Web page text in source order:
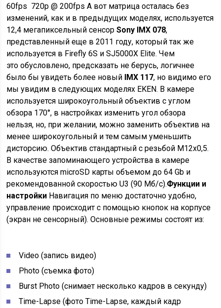
60fps 720p @ 200fps А вот матрица осталась без
изменений, как и в предыдущих моделях, используется
12,4 мегапиксельный сенсорSony IMX 078,
представленный еще в 2011 году, который так же
используется в Firefly 6S и SJ5000X Elite. Чем
это обусловлено, предсказать не берусь, логичнее
было бы увидеть более новый IMX 117, но видимо его
мы увидим в следующих моделях EKEN. В камере
используется широкоугольный объектив с углом
обзора 170°, в настройках изменить угол обзора
нельзя, но, при желании, можно заменить объектив на
менее широкоугольный и тем самым уменьшить
дисторсию. Объектив стандартный с резьбой М12х0,5.
В качестве запоминающего устройства в камере
используются microSD карты объемом до 64 Gb и
рекомендованной скоростью U3 (90 Мб/с).Функции и
настройки Навигация по меню достаточно удобно,
управление происходит с помощью кнопок на корпусе
(экран не сенсорный). Основные режимы состоят из:
Video (запись видео)
Photo (съемка фото)
Burst Photo (снимает несколько кадров в секунду)
Time-Lapse (фото Time-Lapse, каждый кадр